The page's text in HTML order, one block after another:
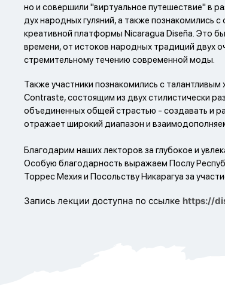
но и совершили "виртуальное путешествие" в
дух народных гуляний, а также познакомились
креативной платформы Nicaragua Diseña. Это
времени, от истоков народных традиций двух
стремительному течению современной моды.
Также участники познакомились с
Contraste, состоящим из двух стилистически
объединенных общей страстью - создавать и
отражает широкий диапазон и
Благодарим наших лекторов за глубокое и
Особую благодарность выражаем Послу
Торрес Мехия и Посольству Никарагуа за
Запись лекции доступна по ссылке https://